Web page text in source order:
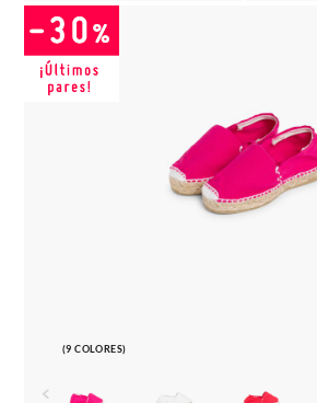
(9 COLORES)